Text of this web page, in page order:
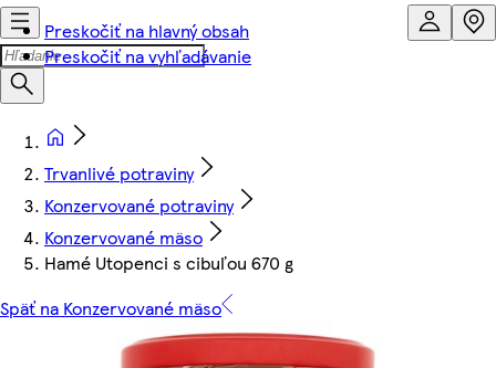
Preskočiť na hlavný obsah
Preskočiť na vyhľadávanie
Trvanlivé potraviny
Konzervované potraviny
Konzervované mäso
Hamé Utopenci s cibuľou 670 g
Späť na Konzervované mäso